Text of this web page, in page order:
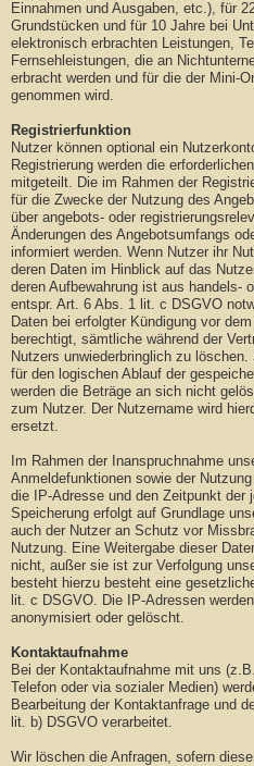
Einnahmen und Ausgaben, etc.), für
Grundstücken und für 10 Jahre bei
elektronisch erbrachten Leistungen,
Fernsehleistungen, die an
erbracht werden und für die der Mini-
genommen wird.
Registrierfunktion
Nutzer können optional ein
Registrierung werden die
mitgeteilt. Die im Rahmen der
für die Zwecke der Nutzung des
über angebots- oder
Änderungen des Angebotsumfangs
informiert werden. Wenn Nutzer ihr
deren Daten im Hinblick auf das
deren Aufbewahrung ist aus handels-
entspr. Art. 6 Abs. 1 lit. c DSGVO
Daten bei erfolgter Kündigung vor
berechtigt, sämtliche während der
Nutzers unwiederbringlich zu
für den logischen Ablauf der
werden die Beträge an sich nicht
zum Nutzer. Der Nutzername wird
ersetzt.
Im Rahmen der Inanspruchnahme
Anmeldefunktionen sowie der
die IP-Adresse und den Zeitpunkt der
Speicherung erfolgt auf Grundlage
auch der Nutzer an Schutz vor
Nutzung. Eine Weitergabe dieser
nicht, außer sie ist zur Verfolgung
besteht hierzu besteht eine
lit. c DSGVO. Die IP-Adressen
anonymisiert oder gelöscht.
Kontaktaufnahme
Bei der Kontaktaufnahme mit uns
Telefon oder via sozialer Medien)
Bearbeitung der Kontaktanfrage und
lit. b) DSGVO verarbeitet.
Wir löschen die Anfragen, sofern